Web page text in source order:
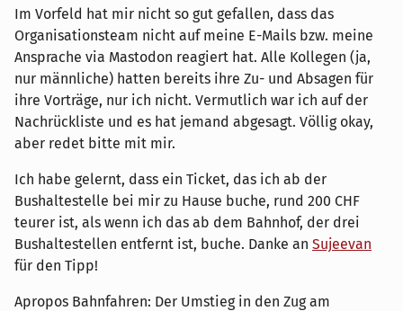
Im Vorfeld hat mir nicht so gut gefallen, dass das
Organisationsteam nicht auf meine E-Mails bzw. meine
Ansprache via Mastodon reagiert hat. Alle Kollegen (ja,
nur männliche) hatten bereits ihre Zu- und Absagen für
ihre Vorträge, nur ich nicht. Vermutlich war ich auf der
Nachrückliste und es hat jemand abgesagt. Völlig okay,
aber redet bitte mit mir.
Ich habe gelernt, dass ein Ticket, das ich ab der
Bushaltestelle bei mir zu Hause buche, rund 200 CHF
teurer ist, als wenn ich das ab dem Bahnhof, der drei
Bushaltestellen entfernt ist, buche. Danke an Sujeevan
für den Tipp!
Apropos Bahnfahren: Der Umstieg in den Zug am